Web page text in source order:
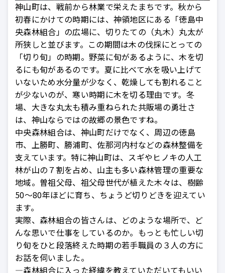
神山町は、戦前から林業で栄えたまちです。秋から
初春にかけての時期には、神領地区にある「徳島中
央森林組合」の広場に、切りたての（丸木）丸太が
所狭しと並びます。この期間は木の伐採にとっての
「切り旬」の時期。野菜に旬があるように、木を切
るにも旬があるのです。夏に比べて水を吸い上げて
いないため水分量が少なく、乾燥しても割れること
が少ないのが、寒い時期に木を切る理由です。冬
場、大きな丸太も積み重ねられた共販場の勇壮さ
は、神山ならではの故郷の景色ですね。
中央森林組合は、神山町だけでなく、周辺の徳島
市、上勝町、勝浦町、佐那河内村などの森林整備を
支えています。特に神山町は、スギやヒノキの人工
林が山の７割を占め、山主も多い森林管理の重要な
地域。曽祖父母、祖父母世代が植えた木々は、樹齢
50～80年ほどに育ち、ちょうど切りどきを迎えてい
ます。
実際、森林組合の皆さんは、どのような場所で、ど
んな思いで仕事をしているのか。もっとも忙しい切
り旬をひと段落終えた時期の若手職員の３人の方に
お話を伺いました。
—森林組合に入った経緯を教えていただいてもいい